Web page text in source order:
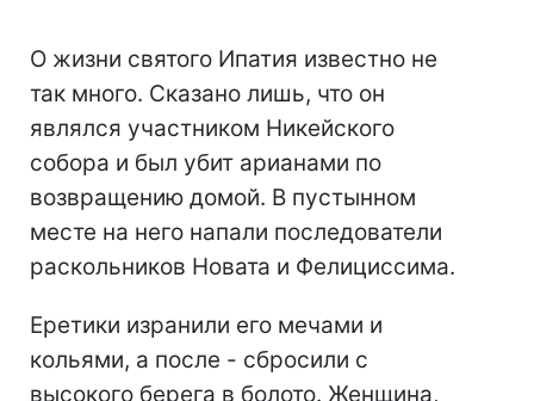
О жизни святого Ипатия известно не
так много. Сказано лишь, что он
являлся участником Никейского
собора и был убит арианами по
возвращению домой. В пустынном
месте на него напали последователи
раскольников Новата и Фелициссима.
Еретики изранили его мечами и
кольями, а после - сбросили с
высокого берега в болото. Женщина,